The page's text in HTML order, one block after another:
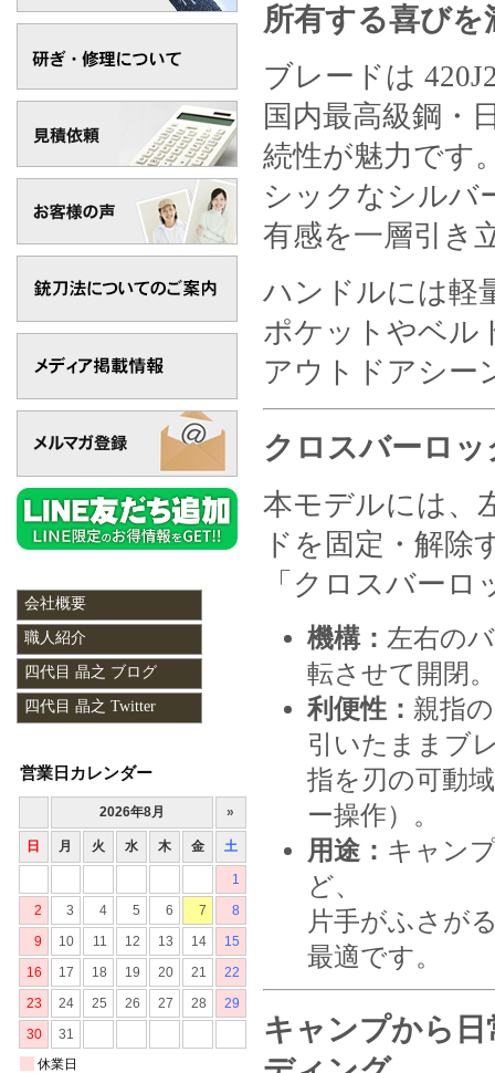
所有する喜び
ブレードは
国内最高級鋼・
続性が魅力です
シックなシルバ
有感を一層引き
ハンドルには軽
ポケットやベル
アウトドアシー
クロスバーロ
本モデルには、
ドを固定・解除
「クロスバー
機構： 左右の
転させて開閉。
利便性： 親指
引いたままブ
指を刃の可動
ー操作）。
用途： キャン
ど、
片手がふさが
最適です。
キャンプから
会社概要
職人紹介
四代目 晶之 ブログ
四代目 晶之 Twitter
営業日カレンダー